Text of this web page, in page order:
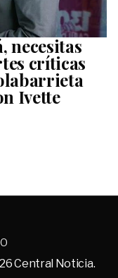
necesitas
críticas
Ivette
Central Noticia.